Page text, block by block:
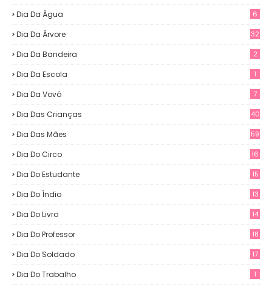
Dia Da Água 6
Dia Da Árvore 32
Dia Da Bandeira 2
Dia Da Escola 1
Dia Da Vovó 7
Dia Das Crianças 40
Dia Das Mães 59
Dia Do Circo 16
Dia Do Estudante 15
Dia Do Índio 13
Dia Do Livro 14
Dia Do Professor 18
Dia Do Soldado 17
Dia Do Trabalho 1